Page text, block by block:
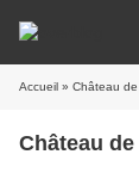
Accueil » Château de
Château